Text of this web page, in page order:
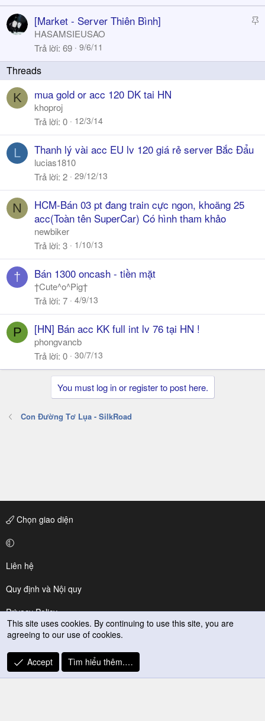
kS
c
y
[Market - Server Thiên Bình]
HASAMSIEUSAO
Trả lời 69 9/6/11
K mua gold or acc 120 DK tai HN
khoproj
Trả lời 0 12/3/14
L Thanh lý vài acc EU lv 120 giá rẻ server Bắc Đẩu
lucias1810
Trả lời 2 29/12/13
N
HCM-Bán 03 pt đang train cực ngon, khoãng 25
acc(Toàn tên SuperCar) Có hình tham khảo
newbiker
Trả lời 3 1/10/13
† Bán 1300 oncash - tiền mặt
†Cute^o^Pig†
Trả lời 7 4/9/13
P [HN] Bán acc KK full int lv 76 tại HN !
phongvancb
Trả lời 0 30/7/13
You must log in or register to post here.
Con Đường Tơ Lụa - SilkRoad
Chọn giao diện
Liên hệ
Quy định và Nội quy
Privacy Policy
Trợ giúp
R
S
This site uses cookies. By continuing to use this site, you are
agreeing to our use of cookies.
Accept Tìm hiểu thêm.…